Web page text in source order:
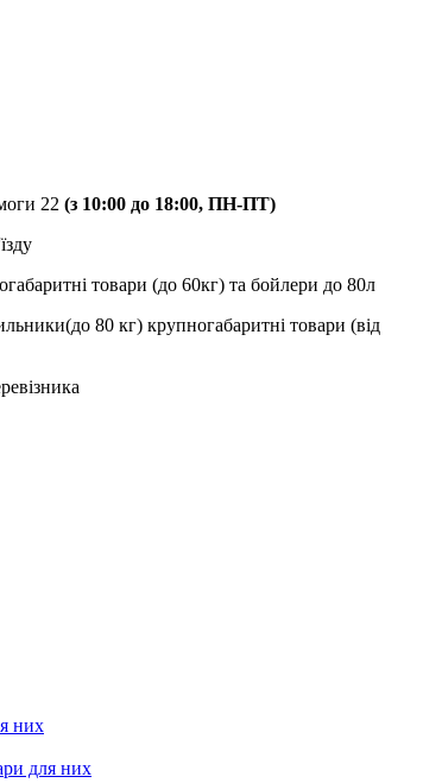
22 (з 10:00 до 18:00, ПН-ПТ)
товари (до 60кг) та бойлери до 80л
80 кг) крупногабаритні товари (від
них
для них